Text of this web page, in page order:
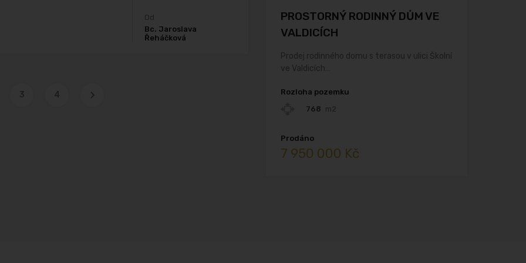
Od
Bc. Jaroslava
Řeháčková
3 4
PROSTORNÝ RODINNÝ DŮM VE
VALDICÍCH
Prodej rodinného domu s terasou v ulici Školní
ve Valdicích…
Rozloha pozemku
768 m2
Prodáno
7 950 000 Kč